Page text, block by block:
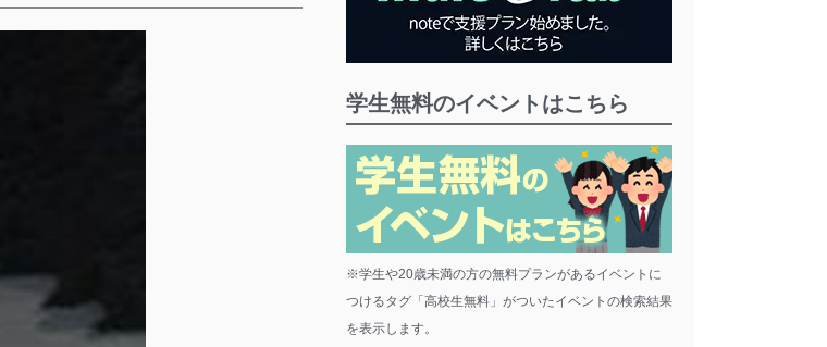
学生無料のイベントはこちら
※学生や20歳未満の方の無料プランがあるイベントに
つけるタグ「高校生無料」がついたイベントの検索結果
を表示します。